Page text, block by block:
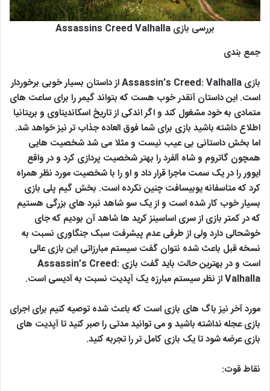
بررسی بازی Assassins Creed Valhalla
جمع بندی
بازی Assassin’s Creed: Valhalla از داستان بسیار خوبی برخوردار
است. این داستان آنقدر خوب هست که بتواند گیمر را برای ساعت های
متمادی به خود مشغول کند و اگر اندکی از تاریخ اسکاندیناوی و بریتانیا
اطلاع داشته باشید بازی برای شما فوق العاده جذاب تر نیز خواهد شد.
اما بخش داستانی بی عیب نیست و مثلا می شد شخصیت هایی
همچون گاتروم و شاه آلفرد را بهتر شخصیت پردازی کرد و در واقع
ایوور را در یک سمت ماجرا قرار داد و او را با شخصیت مورد نظر همراه
کرد که متاسفانه یوبیسافت چنین نکرده است. بخش گیم پلی بازی
بسیار خوب کار شده است و از یک سو شاهد نبرد های بزرگی هستیم
که در کمتر بازی از سری اساسینز کرید ها شاهد آن بودیم که جای
خوشحالی دارد ولی از طرفی عدم پیشرفت سبک جنگاوری نسبت به
نسخه قبل باعث شده نتوان گفت سیستم مبارزاتی این بازی عالی
است و در بهترین حالت باید گفت بازی Assassin’s Creed:
Valhalla از نظر سیستم مبارزه یک آپدیت نسبت به آدیسی است.
مورد آخر نیز باگ های بازی است که باعث شده توصیه کنیم برای اجرای
بازی عجله نداشته باشید و می توانید مدتی را صبر کنید تا آپدیت های
بازی عرضه شود تا یک بازی کامل تر را تجربه کنید.
نقاط قوت: